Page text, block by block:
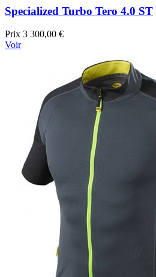
Specialized Turbo Tero 4.0 ST
Prix 3 300,00 €
Voir